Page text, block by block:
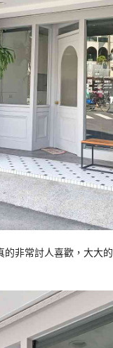
的非常討人喜歡，大大的